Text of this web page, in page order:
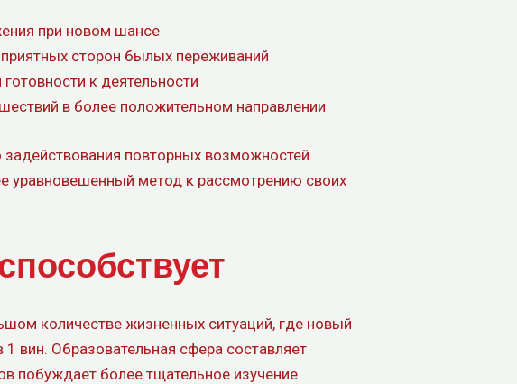
при новом шансе
сторон былых переживаний
к деятельности
в более положительном направлении
повторных возможностей.
метод к рассмотрению своих
количестве жизненных ситуаций, где новый
вин. Образовательная сфера составляет
побуждает более тщательное изучение